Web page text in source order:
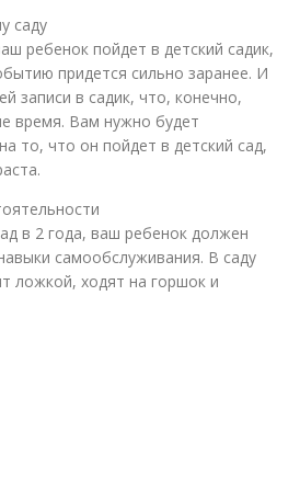
саду
ребенок пойдет в детский садик,
придется сильно заранее. И
записи в садик, что, конечно,
время. Вам нужно будет
то, что он пойдет в детский сад,
в 2 года, ваш ребенок должен
самообслуживания. В саду
ложкой, ходят на горшок и